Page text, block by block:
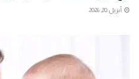
أبريل 20, 2026